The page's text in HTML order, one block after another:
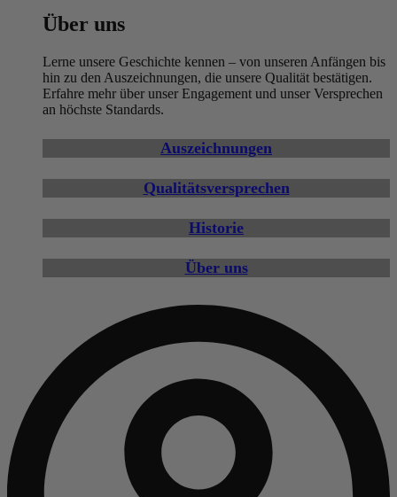
Über uns
Lerne unsere Geschichte kennen – von unseren Anfängen bis
hin zu den Auszeichnungen, die unsere Qualität bestätigen.
Erfahre mehr über unser Engagement und unser Versprechen
an höchste Standards.
Auszeichnungen
Qualitätsversprechen
Historie
Über uns